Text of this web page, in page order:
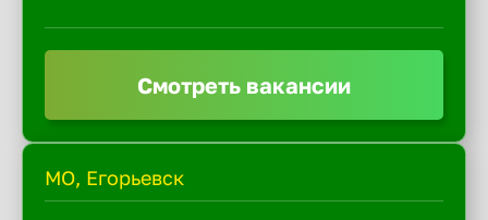
Смотреть вакансии
МО, Егорьевск